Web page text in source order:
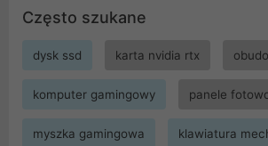
Często szukane
dysk ssd karta nvidia rtx
komputer gamingowy panele
myszka gamingowa klawiatura